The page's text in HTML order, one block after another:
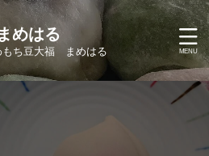
めはる
もち豆大福 まめはる